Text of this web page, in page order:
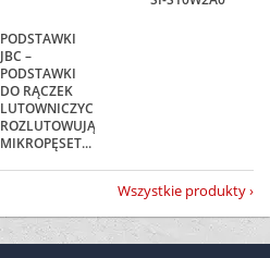
PODSTAWKI
JBC –
PODSTAWKI
DO RĄCZEK
LUTOWNICZYCH,
ROZLUTOWUJĄCYCH,
MIKROPĘSET...
Wszystkie produkty